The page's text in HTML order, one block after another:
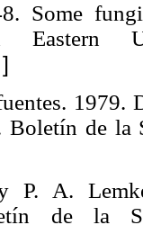
Some
Eastern
]
1979.
Boletín de la
A.
de la